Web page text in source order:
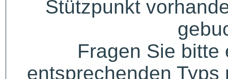
Stützpunkt
Fragen Sie bitte
entsprechenden